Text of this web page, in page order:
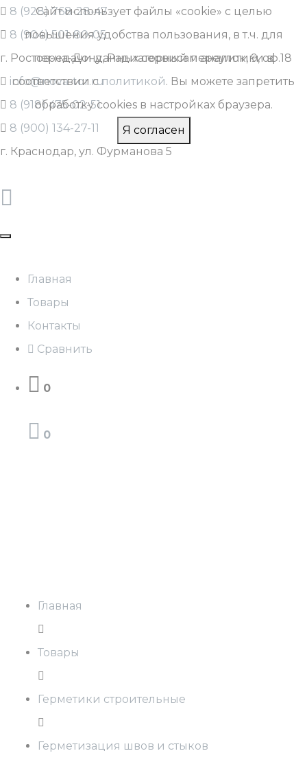
8 (928) 768-28-47
8 (904) 501-80-05
г. Ростов-на-Дону, Радиаторный переулок, 9, оф.18
info@nova-tor.ru
8 (918) 475-02-51
8 (900) 134-27-11
г. Краснодар, ул. Фурманова 5
Главная
Товары
Контакты
Сравнить
0
0
Главная
Товары
Герметики строительные
Герметизация швов и стыков
Сайт использует файлы «cookie» с целью
повышения удобства пользования, в т.ч. для
передачи данных сервисам аналитики в
соответствии сполитикой. Вы можете запретить
обработку cookies в настройках браузера.
Я согласен